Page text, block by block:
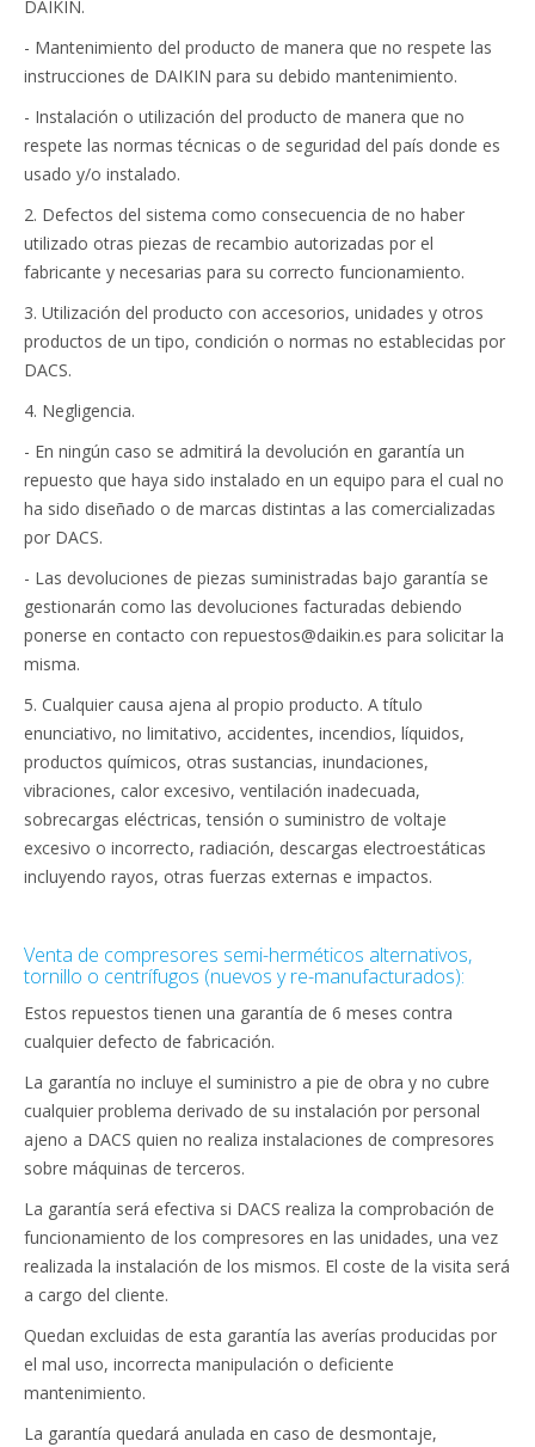
DAIKIN.
- Mantenimiento del producto de manera que no respete las
instrucciones de DAIKIN para su debido mantenimiento.
- Instalación o utilización del producto de manera que no
respete las normas técnicas o de seguridad del país donde es
usado y/o instalado.
2. Defectos del sistema como consecuencia de no haber
utilizado otras piezas de recambio autorizadas por el
fabricante y necesarias para su correcto funcionamiento.
3. Utilización del producto con accesorios, unidades y otros
productos de un tipo, condición o normas no establecidas por
DACS.
4. Negligencia.
- En ningún caso se admitirá la devolución en garantía un
repuesto que haya sido instalado en un equipo para el cual no
ha sido diseñado o de marcas distintas a las comercializadas
por DACS.
- Las devoluciones de piezas suministradas bajo garantía se
gestionarán como las devoluciones facturadas debiendo
ponerse en contacto con repuestos@daikin.es para solicitar la
misma.
5. Cualquier causa ajena al propio producto. A título
enunciativo, no limitativo, accidentes, incendios, líquidos,
productos químicos, otras sustancias, inundaciones,
vibraciones, calor excesivo, ventilación inadecuada,
sobrecargas eléctricas, tensión o suministro de voltaje
excesivo o incorrecto, radiación, descargas electroestáticas
incluyendo rayos, otras fuerzas externas e impactos.
Venta de compresores semi-herméticos alternativos,
tornillo o centrífugos (nuevos y re-manufacturados):
Estos repuestos tienen una garantía de 6 meses contra
cualquier defecto de fabricación.
La garantía no incluye el suministro a pie de obra y no cubre
cualquier problema derivado de su instalación por personal
ajeno a DACS quien no realiza instalaciones de compresores
sobre máquinas de terceros.
La garantía será efectiva si DACS realiza la comprobación de
funcionamiento de los compresores en las unidades, una vez
realizada la instalación de los mismos. El coste de la visita será
a cargo del cliente.
Quedan excluidas de esta garantía las averías producidas por
el mal uso, incorrecta manipulación o deficiente
mantenimiento.
La garantía quedará anulada en caso de desmontaje,